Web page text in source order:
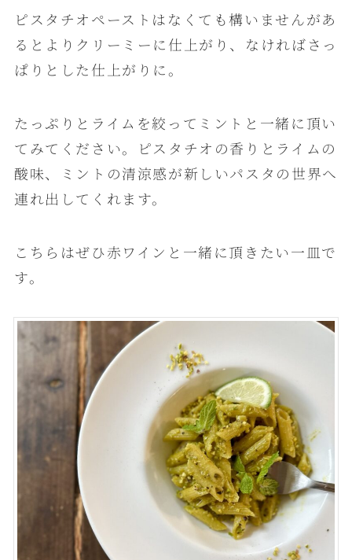
ピスタチオペーストはなくても構いませんがあ
るとよりクリーミーに仕上がり、なければさっ
ぱりとした仕上がりに。
たっぷりとライムを絞ってミントと一緒に頂い
てみてください。ピスタチオの香りとライムの
酸味、ミントの清涼感が新しいパスタの世界へ
連れ出してくれます。
こちらはぜひ赤ワインと一緒に頂きたい一皿で
す。